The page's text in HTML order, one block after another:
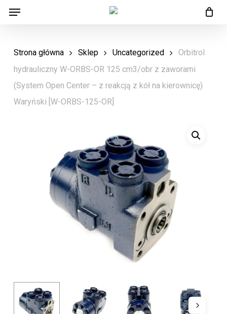
Skip
content
Menu
Strona główna Sklep Uncategorized
Orbitrol
hydrauliczny W-ORBS-OR 125 cm3/obr z zaworami
(System Open Center – z reakcją z kół na kierownicę)
Waryński [W-ORBS-125-OR]
Menu